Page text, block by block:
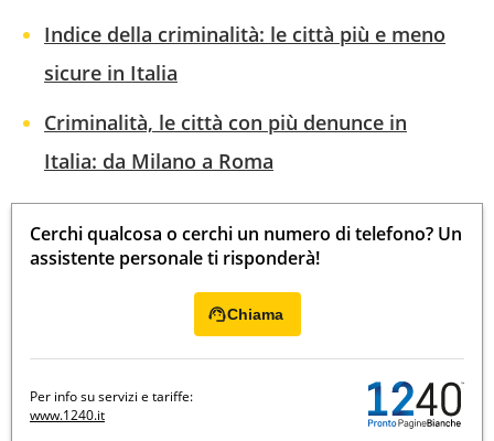
Indice della criminalità: le città più e meno
sicure in Italia
Criminalità, le città con più denunce in
Italia: da Milano a Roma
Cerchi qualcosa o cerchi un numero di telefono? Un
assistente personale ti risponderà!
Chiama
Per info su servizi e tariffe:
www.1240.it